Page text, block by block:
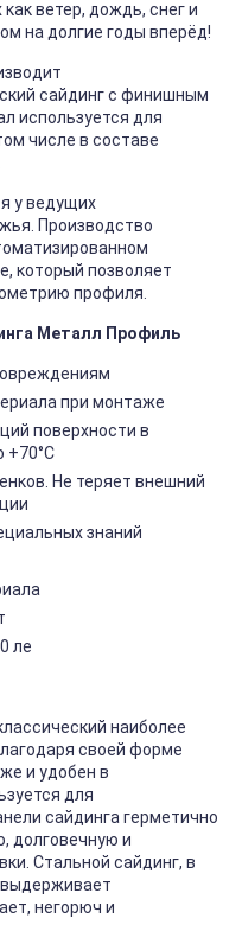
ветер, дождь, снег и
на долгие годы вперёд!
сайдинг с финишным
используется для
числе в составе
у ведущих
Производство
который позволяет
профиля.
Металл Профиль
при монтаже
поверхности в
+70°C
Не теряет внешний
знаний
ле
наиболее
своей форме
и удобен в
для
сайдинга герметично
долговечную и
Стальной сайдинг, в
выдерживает
негорюч и